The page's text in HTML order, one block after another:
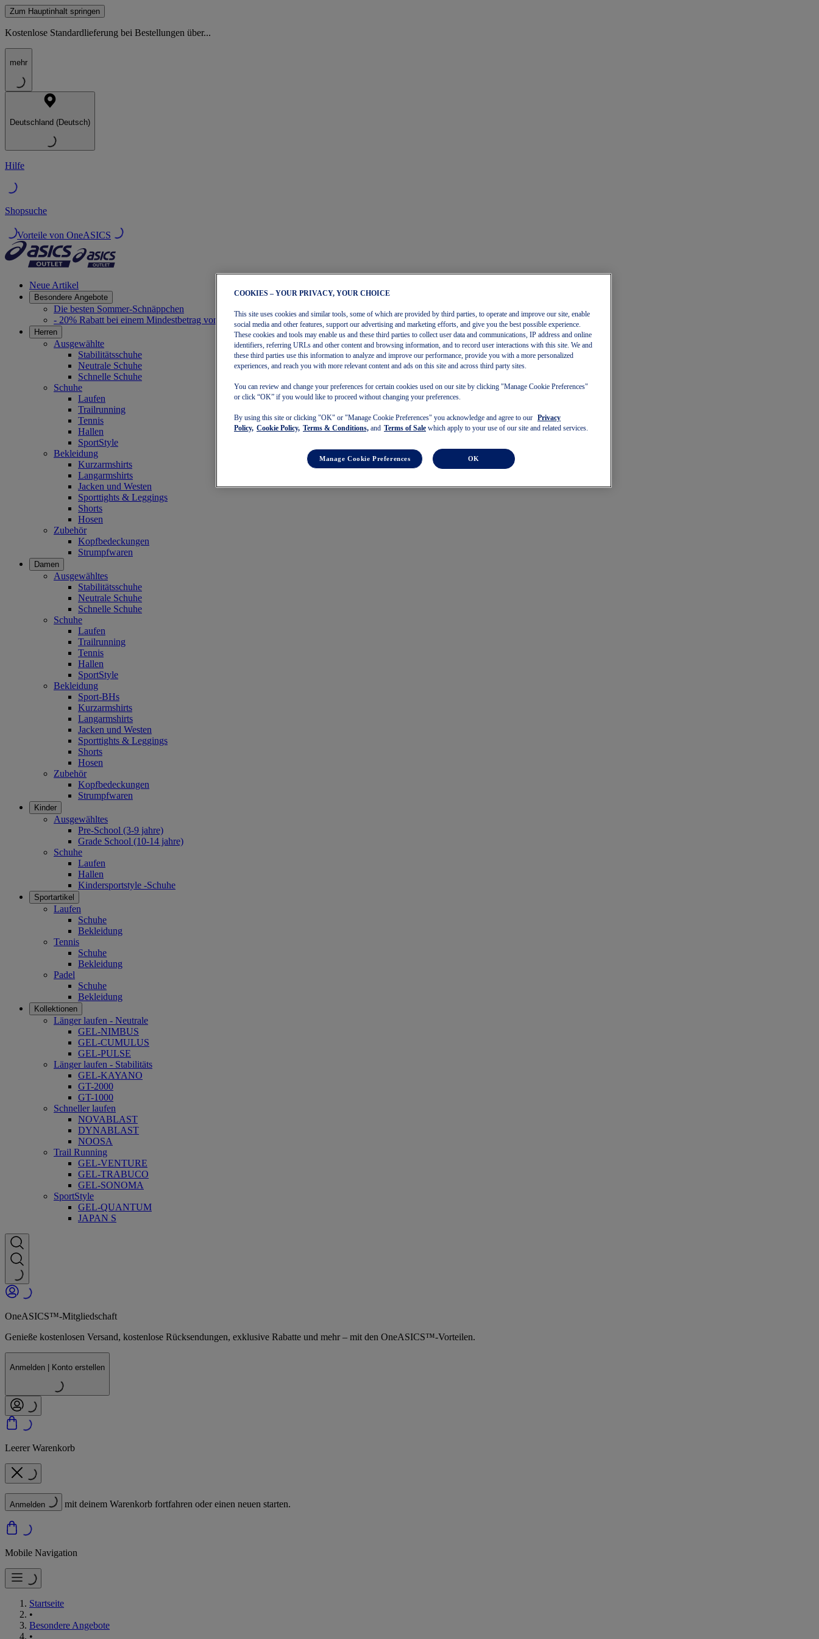
Zum Hauptinhalt springen
Kostenlose Standardlieferung bei Bestellungen über...
mehr
Deutschland (Deutsch)
Hilfe
Shopsuche
Vorteile von OneASICS
Neue Artikel
Besondere Angebote
Die besten Sommer-Schnäppchen
- 20% Rabatt bei einem Mindestbetrag von 30 €
Herren
Ausgewählte
Stabilitätsschuhe
Neutrale Schuhe
Schnelle Schuhe
Schuhe
Laufen
Trailrunning
Tennis
Hallen
SportStyle
Bekleidung
Kurzarmshirts
Langarmshirts
Jacken und Westen
Sporttights & Leggings
Shorts
Hosen
Zubehör
Kopfbedeckungen
Strumpfwaren
Damen
Ausgewähltes
Stabilitätsschuhe
Neutrale Schuhe
Schnelle Schuhe
Schuhe
Laufen
Trailrunning
Tennis
Hallen
SportStyle
Bekleidung
Sport-BHs
Kurzarmshirts
Langarmshirts
Jacken und Westen
Sporttights & Leggings
Shorts
Hosen
Zubehör
Kopfbedeckungen
Strumpfwaren
Kinder
Ausgewähltes
Pre-School (3-9 jahre)
Grade School (10-14 jahre)
Schuhe
Laufen
Hallen
Kindersportstyle -Schuhe
Sportartikel
Laufen
Schuhe
Bekleidung
Tennis
Schuhe
Bekleidung
Padel
Schuhe
Bekleidung
Kollektionen
Länger laufen - Neutrale
GEL-NIMBUS
GEL-CUMULUS
GEL-PULSE
Länger laufen - Stabilitäts
GEL-KAYANO
GT-2000
GT-1000
Schneller laufen
NOVABLAST
DYNABLAST
NOOSA
Trail Running
GEL-VENTURE
GEL-TRABUCO
GEL-SONOMA
SportStyle
GEL-QUANTUM
JAPAN S
OneASICS™-Mitgliedschaft
Genieße kostenlosen Versand, kostenlose Rücksendungen, exklusive Rabatte und mehr – mit den OneASICS™-Vorteilen.
Anmelden | Konto erstellen
Leerer Warenkorb
Anmelden mit deinem Warenkorb fortfahren oder einen neuen starten.
Mobile Navigation
Startseite
•
Besondere Angebote
•
COOKIES – YOUR PRIVACY, YOUR CHOICE
This site uses cookies and similar tools, some of which are provided by third parties, to operate and improve our site, enable
social media and other features, support our advertising and marketing efforts, and give you the best possible experience.
These cookies and tools may enable us and these third parties to collect user data and communications, IP address and online
identifiers, referring URLs and other content and browsing information, and to record user interactions with this site. We and
these third parties use this information to analyze and improve our performance, provide you with a more personalized
experiences, and reach you with more relevant content and ads on this site and across third party sites.
You can review and change your preferences for certain cookies used on our site by clicking "Manage Cookie Preferences"
or click “OK” if you would like to proceed without changing your preferences.
By using this site or clicking "OK" or "Manage Cookie Preferences" you acknowledge and agree to our
Privacy
Policy, Cookie Policy, Terms & Conditions, and Terms of Sale which apply to your use of our site and related services.
Manage Cookie Preferences OK